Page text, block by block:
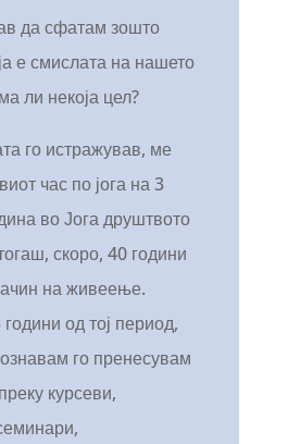
да сфатам зошто
е смислата на нашето
ли некоја цел?
го истражував, ме
час по јога на 3
во Јога друштвото
скоро, 40 години
на живеење.
од тој период,
го пренесувам
курсеви,